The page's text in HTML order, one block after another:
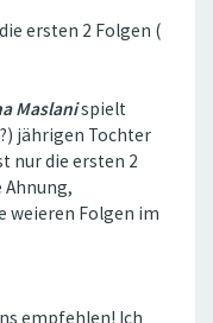
die ersten 2 Folgen (
Maslanispielt
jährigen Tochter
nur die ersten 2
Ahnung,
weieren Folgen im
empfehlen! Ich